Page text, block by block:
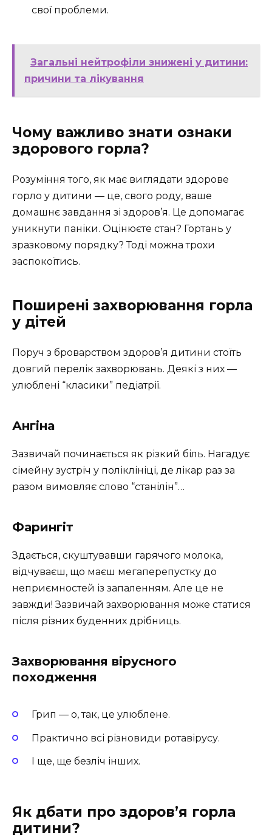
свої проблеми.
Загальні нейтрофіли знижені у дитини:
причини та лікування
Чому важливо знати ознаки
здорового горла?
Розуміння того, як має виглядати здорове
горло у дитини — це, свого роду, ваше
домашнє завдання зі здоров’я. Це допомагає
уникнути паніки. Оцінюєте стан? Гортань у
зразковому порядку? Тоді можна трохи
заспокоїтись.
Поширені захворювання горла
у дітей
Поруч з броварством здоров’я дитини стоїть
довгий перелік захворювань. Деякі з них —
улюблені “класики” педіатрії.
Ангіна
Зазвичай починається як різкий біль. Нагадує
сімейну зустріч у поліклініці, де лікар раз за
разом вимовляє слово “станілін”…
Фарингіт
Здається, скуштувавши гарячого молока,
відчуваєш, що маєш мегаперепустку до
неприємностей із запаленням. Але це не
завжди! Зазвичай захворювання може статися
після різних буденних дрібниць.
Захворювання вірусного
походження
Грип — о, так, це улюблене.
Практично всі різновиди ротавірусу.
І ще, ще безліч інших.
Як дбати про здоров’я горла
дитини?